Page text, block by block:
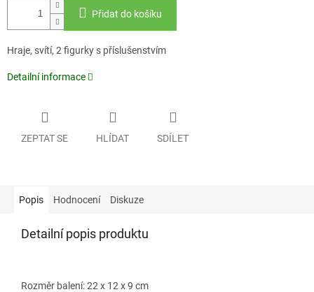
Přidat do košíku
Hraje, svítí, 2 figurky s příslušenstvím
Detailní informace
ZEPTAT SE HLÍDAT SDÍLET
Popis Hodnocení Diskuze
Detailní popis produktu
Rozměr balení: 22 x 12 x 9 cm